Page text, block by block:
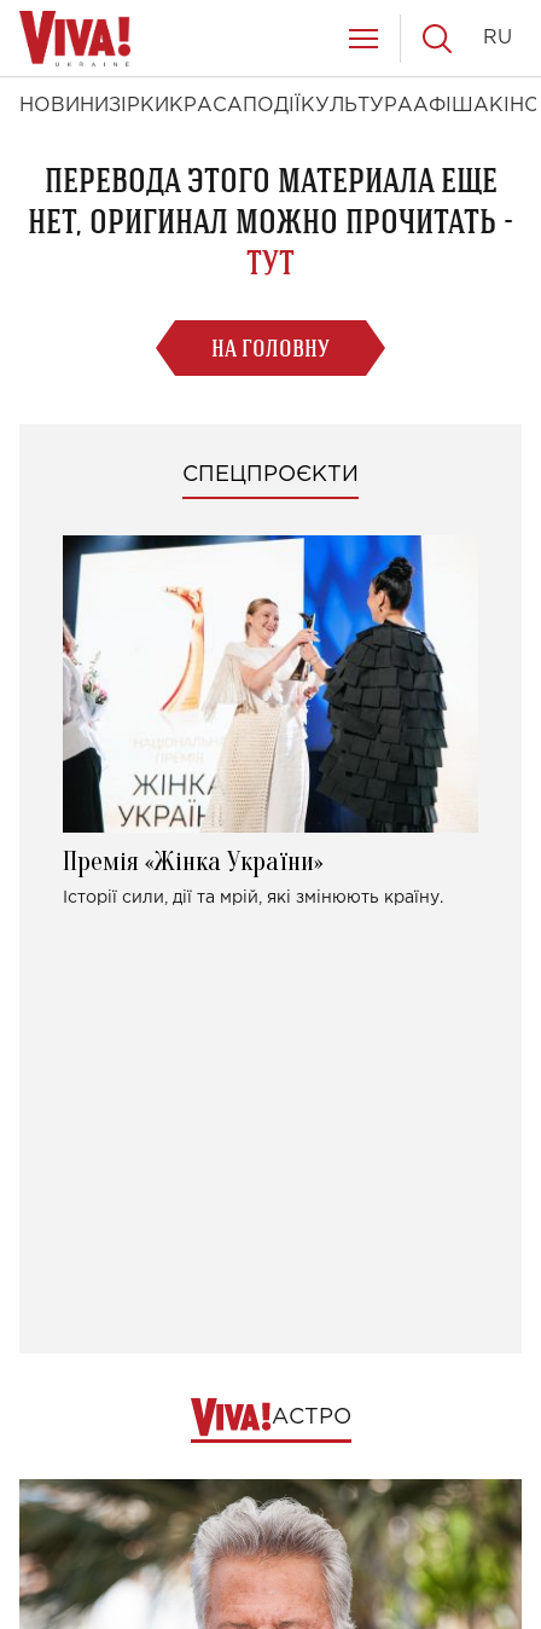
НОВИНИ ЗІРКИ КРАСА ПОДІЇ КУЛЬТУРААФІША КІНО
RU
ПЕРЕВОДА ЭТОГО МАТЕРИАЛА ЕЩЕ
НЕТ, ОРИГИНАЛ МОЖНО ПРОЧИТАТЬ -
ТУТ
НА ГОЛОВНУ
СПЕЦПРОЄКТИ
Премія «Жінка України»
Історії сили, дії та мрій, які змінюють країну.
АСТРО